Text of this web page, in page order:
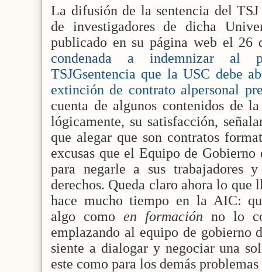
La difusión de la sentencia del
de investigadores de dicha
publicado en su página web el 26
condenada a indemnizar al
TSJGsentencia que la USC debe
extinción de contrato alpersonal
cuenta de algunos contenidos de
lógicamente, su satisfacción,
que alegar que son contratos
excusas que el Equipo de
para negarle a sus trabajadores
derechos. Queda claro ahora lo que
hace mucho tiempo en la AIC:
algo como en formación no lo
emplazando al equipo de gobierno
siente a dialogar y negociar una
este como para los demás